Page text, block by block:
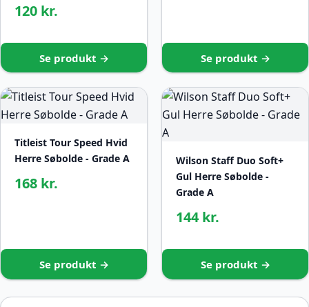
120 kr.
Se produkt → Se produkt →
Titleist Tour Speed Hvid
Herre Søbolde - Grade A
168 kr.
Se produkt →
Wilson Staff Duo Soft+
Gul Herre Søbolde -
Grade A
144 kr.
Se produkt →